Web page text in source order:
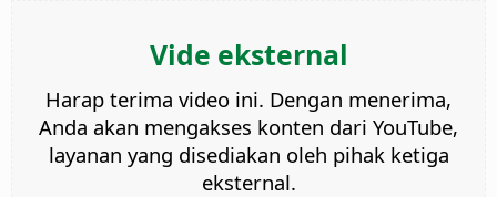
Vide eksternal
Harap terima video ini. Dengan menerima,
Anda akan mengakses konten dari YouTube,
layanan yang disediakan oleh pihak ketiga
eksternal.